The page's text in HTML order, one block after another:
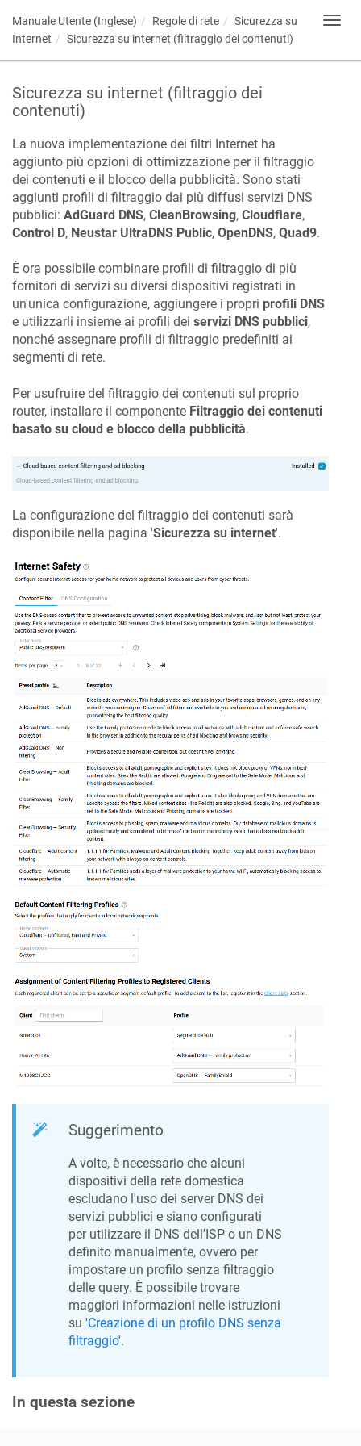
Manuale Utente (Inglese) Regole di rete
Sicurezza su
Internet
Sicurezza su internet (filtraggio dei contenuti)
Sicurezza su internet (filtraggio dei
contenuti)
La nuova implementazione dei filtri Internet ha
aggiunto più opzioni di ottimizzazione per il filtraggio
dei contenuti e il blocco della pubblicità. Sono stati
aggiunti profili di filtraggio dai più diffusi servizi DNS
pubblici: AdGuard DNS, CleanBrowsing, Cloudflare,
Control D, Neustar UltraDNS Public, OpenDNS, Quad9.
È ora possibile combinare profili di filtraggio di più
fornitori di servizi su diversi dispositivi registrati in
un'unica configurazione, aggiungere i propri profili DNS
e utilizzarli insieme ai profili dei servizi DNS pubblici,
nonché assegnare profili di filtraggio predefiniti ai
segmenti di rete.
Per usufruire del filtraggio dei contenuti sul proprio
router, installare il componente Filtraggio dei contenuti
basato su cloud e blocco della pubblicità.
La configurazione del filtraggio dei contenuti sarà
disponibile nella pagina 'Sicurezza su internet'.
Suggerimento
A volte, è necessario che alcuni
dispositivi della rete domestica
escludano l'uso dei server DNS dei
servizi pubblici e siano configurati
per utilizzare il DNS dell'ISP o un DNS
definito manualmente, ovvero per
impostare un profilo senza filtraggio
delle query. È possibile trovare
maggiori informazioni nelle istruzioni
su 'Creazione di un profilo DNS senza
filtraggio'.
In questa sezione